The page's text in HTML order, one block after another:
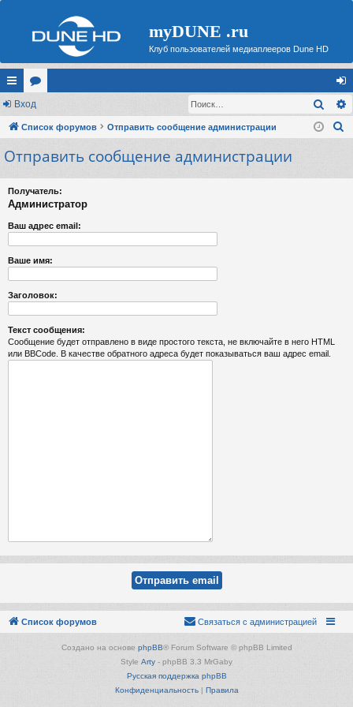
myDUNE .ru
Клуб пользователей медиаплееров Dune HD
с
ы
лк
ор
ум
хо
д
Вход
Список форумов Отправить сообщение администрации
с
Отправить сообщение администрации
Получатель:
Администратор
Ваш адрес email:
Ваше имя:
Заголовок:
Текст сообщения:
Сообщение будет отправлено в виде простого текста, не включайте в него HTML
или BBCode. В качестве обратного адреса будет показываться ваш адрес email.
Список форумов Связаться с администрацией
Создано на основе phpBB® Forum Software © phpBB Limited
Style Arty - phpBB 3.3 MrGaby
Русская поддержка phpBB
Конфиденциальность| Правила